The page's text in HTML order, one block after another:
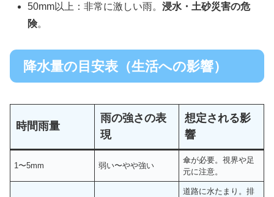
50mm以上：非常に激しい雨。浸水・土砂災害の危
険。
降水量の目安表（生活への影響）
時間雨量
雨の強さの表
現
想定される影
響
1〜5mm 弱い〜やや強い
傘が必要。視界や足
元に注意。
道路に水たまり。排